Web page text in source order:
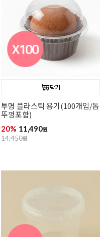
담기
투명 플라스틱 용기(100개입/돔
뚜껑포함)
20% 11,490원
14,450원